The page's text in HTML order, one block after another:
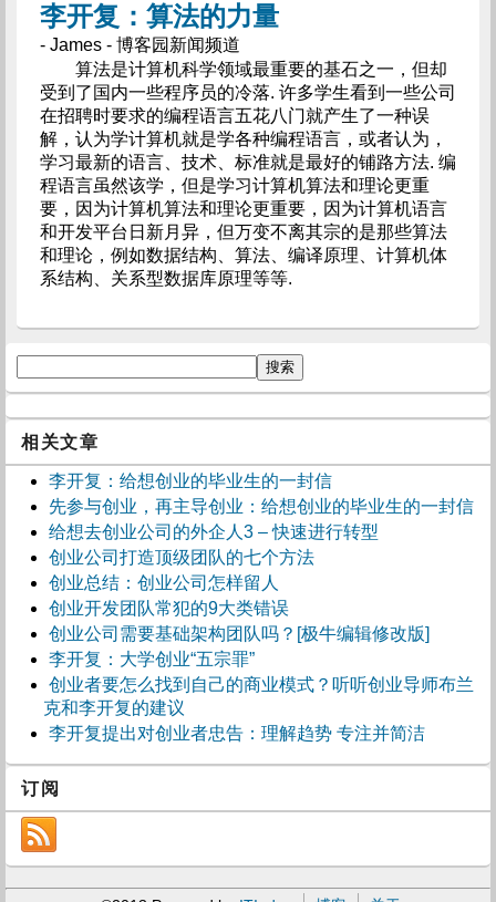
李开复：算法的力量
- James - 博客园新闻频道
算法是计算机科学领域最重要的基石之一，但却
受到了国内一些程序员的冷落. 许多学生看到一些公司
在招聘时要求的编程语言五花八门就产生了一种误
解，认为学计算机就是学各种编程语言，或者认为，
学习最新的语言、技术、标准就是最好的铺路方法. 编
程语言虽然该学，但是学习计算机算法和理论更重
要，因为计算机算法和理论更重要，因为计算机语言
和开发平台日新月异，但万变不离其宗的是那些算法
和理论，例如数据结构、算法、编译原理、计算机体
系结构、关系型数据库原理等等.
相关文章
李开复：给想创业的毕业生的一封信
先参与创业，再主导创业：给想创业的毕业生的一封信
给想去创业公司的外企人3 – 快速进行转型
创业公司打造顶级团队的七个方法
创业总结：创业公司怎样留人
创业开发团队常犯的9大类错误
创业公司需要基础架构团队吗？[极牛编辑修改版]
李开复：大学创业“五宗罪”
创业者要怎么找到自己的商业模式？听听创业导师布兰
克和李开复的建议
李开复提出对创业者忠告：理解趋势 专注并简洁
订阅